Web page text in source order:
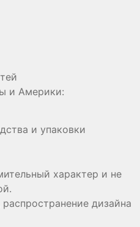
и Америки:
и упаковки
характер и не
дизайна